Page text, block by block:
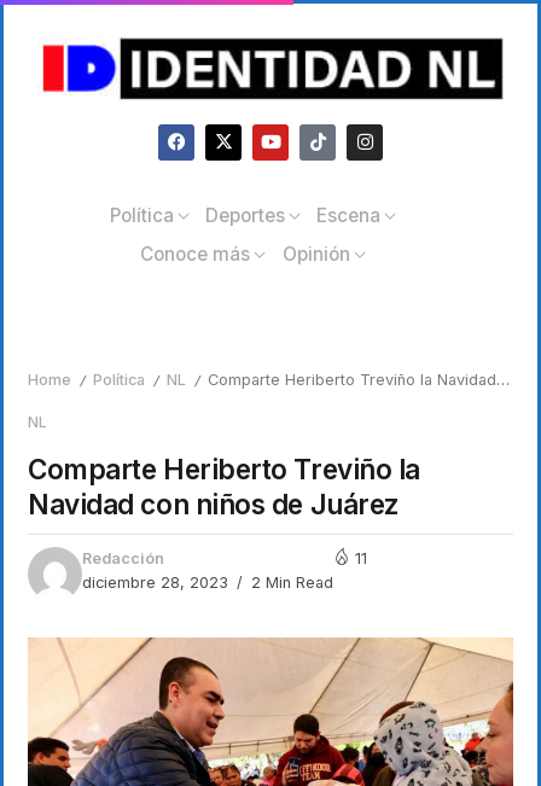
Política Deportes
Escena
Conoce más
Opinión
Home / Política / NL / Comparte Heriberto Treviño la Navidad con niños de Juárez
NL
Comparte Heriberto Treviño la
Navidad con niños de Juárez
Redacción
diciembre 28, 2023
2 Min Read
11